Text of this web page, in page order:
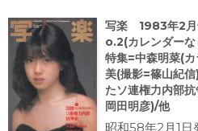
写楽 1983年2
o.2(カレンダーな
特集=中森明菜(
美(撮影=篠山紀
たソ連権力内部
岡田明彦)/他
昭和58年2月1